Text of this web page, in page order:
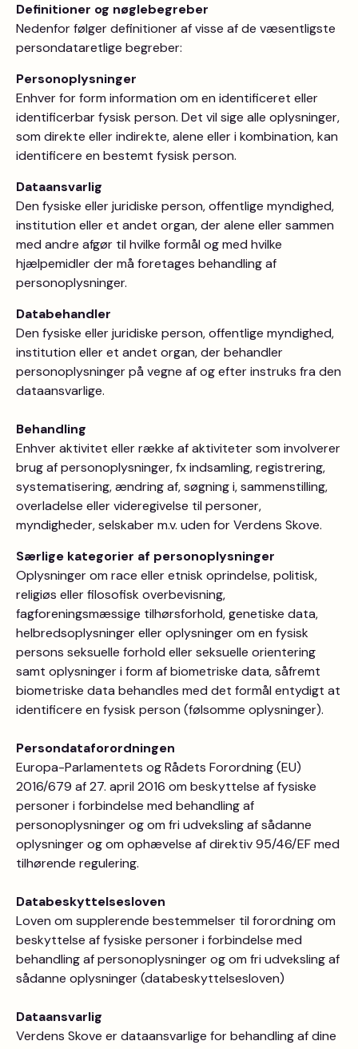
Definitioner og nøglebegreber
Nedenfor følger definitioner af visse af de væsentligste
persondataretlige begreber:
Personoplysninger
Enhver for form information om en identificeret eller
identificerbar fysisk person. Det vil sige alle oplysninger,
som direkte eller indirekte, alene eller i kombination, kan
identificere en bestemt fysisk person.
Dataansvarlig
Den fysiske eller juridiske person, offentlige myndighed,
institution eller et andet organ, der alene eller sammen
med andre afgør til hvilke formål og med hvilke
hjælpemidler der må foretages behandling af
personoplysninger.
Databehandler
Den fysiske eller juridiske person, offentlige myndighed,
institution eller et andet organ, der behandler
personoplysninger på vegne af og efter instruks fra den
dataansvarlige.
Behandling
Enhver aktivitet eller række af aktiviteter som involverer
brug af personoplysninger, fx indsamling, registrering,
systematisering, ændring af, søgning i, sammenstilling,
overladelse eller videregivelse til personer,
myndigheder, selskaber m.v. uden for Verdens Skove.
Særlige kategorier af personoplysninger
Oplysninger om race eller etnisk oprindelse, politisk,
religiøs eller filosofisk overbevisning,
fagforeningsmæssige tilhørsforhold, genetiske data,
helbredsoplysninger eller oplysninger om en fysisk
persons seksuelle forhold eller seksuelle orientering
samt oplysninger i form af biometriske data, såfremt
biometriske data behandles med det formål entydigt at
identificere en fysisk person (følsomme oplysninger).
Persondataforordningen
Europa-Parlamentets og Rådets Forordning (EU)
2016/679 af 27. april 2016 om beskyttelse af fysiske
personer i forbindelse med behandling af
personoplysninger og om fri udveksling af sådanne
oplysninger og om ophævelse af direktiv 95/46/EF med
tilhørende regulering.
Databeskyttelsesloven
Loven om supplerende bestemmelser til forordning om
beskyttelse af fysiske personer i forbindelse med
behandling af personoplysninger og om fri udveksling af
sådanne oplysninger (databeskyttelsesloven)
Dataansvarlig
Verdens Skove er dataansvarlige for behandling af dine